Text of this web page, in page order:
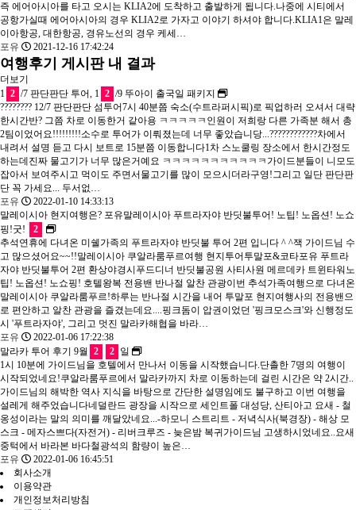
즉 에어아시아를 타고 오시는 KLIA2에 도착하고 출발하게 됩니다.나중에 시티에서
공항가실때 에어아시아의 경우 KLIA2로 가자고 이야기 하셔야 합니다.KLIA1은 말레
이아항공, 대한항공, 경유노선의 경우 케세…
포유
2021-12-16 17:42:24
여행후기 게시판 내 결과
더보기
1 2 /7 판단판단 투어, 1 2 /9 뚜아이 출국일 패키지
???????? 12/7 판단판단 섬투어7시 40분쯤 숙소(수트라퍼시픽)로 픽업하러 오셔서 대략
한시간반? 그쯤 차로 이동한거 같아용 ㅋㅋㅋㅋㅋ인원이 저희랑 다른 가족분 해서 총
2팀이었어요!!!!!!!!!소수로 투어가 이뤄졌는데 너무 좋았습니당...????????????차에서
내려서 설명 듣고 다시 보트로 15분쯤 이동합니다1차 스노쿨링 장소에서 한시간정도
하는데진짜 물고기가 너무 많은거예요 ㅋㅋㅋㅋㅋㅋㅋㅋㅋㅋㅋ가이드분들이 니모도
잡아서 보여주시고 먹이도 주면서물고기를 많이 모으시더라구영!그리고 일단 판단판
단 꼭 가세요... 두서없…
포유
2022-01-10 14:33:13
말레이시아 현지여행은? 포유말레이시아 푸트라자야 반딧불투어! 노팁! 노옵션! 노쇼
핑!굿!
2
추석연휴에 다녀온 미쉘가족의 푸트라자야 반딧불 투어 2편 입니다 ^ ^잭 가이드님 수
고 많으셨어요~~!!말레이시아 쿠알라룸푸르여행 현지투어투말포&코타포유 푸트라
자야 반딧불투어 2편 환상야경시푸드디너 반딧불공원 사티사원 메르데카 트윈타워노
팁! 노옵션! 노쇼핑! 호텔왕복 전용밴 반나절 알찬 관광이번 추석가족여행으로 다녀온
말레이시아 쿠알라룸푸르!하루는 반나절 시간을 내어 투말포 현지여행사의 전용밴으
로 편안하고 알찬 관광을 즐겼는데요....핑크돔이 압권이었던 '핑크모스크'와 신행정도
시 '푸트라자야', 그리고 멋진 말라카해협을 바라…
포유
2022-01-06 17:22:38
말라카 투어 후기 9월
2 2 일
1시 10분에 가이드님을 호텔에서 만나서 이동을 시작했습니다.단촐한 7명의 여행이
시작되었네요!쿠알라룸푸르에서 말라카까지 차로 이동하는데 걸린 시간은 약 2시간..
가이드님의 해박한 역사 지식을 바탕으로 간단한 설명임에도 불구하고 이번 여행을
설레게 해주었습니다네덜란드 광장을 시작으로 세인트폴 대성당, 산티아고 요새 - 철
옹성이라는 말의 의미를 깨달았네요...-하모니 스트리트 - 저녁식사(북경장) - 해상 모
스크 - 메자스쁘다(자전거) - 리버크루즈 - 늦은밤 복귀가이드님 고생하시었네요..요새
중턱에서 바라본 바다철광석의 함량이 높은…
포유
2022-01-06 16:45:51
회사소개
이용약관
개인정보처리방침